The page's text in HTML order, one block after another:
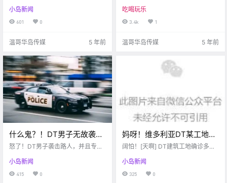
e.com 地毯篇 # 老外家里的各式地
毯有什么区别？ 来到北美后，发现
老外家里的客厅大多会铺上一条地
小岛新闻
601 0
温哥华岛传媒 5 年前
了！！
吃喝玩乐
3.4k 1
温哥华岛传媒 5 年前
什么鬼？！DT男子无故袭击
路人，专挑女性下手？！维
城市第四名！
怒了！DT男子袭击路人，并且专挑
房租加拿大第四贵！维多利亚新开
集市啦～
小岛新闻
415 0
妈呀！维多利亚DT某工地爆
发多例新冠！别想了，BC省
阔怕！[天啊] DT建筑工地确诊多例
公园了，可以大胆的去公园散步
啦！！BC省短期内解封无望，亨利
博士表示BC省还任道重远...
小岛新闻
325 0